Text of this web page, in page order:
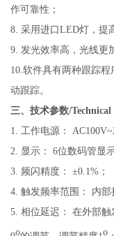
作可靠性；
8. 采用进口LED灯，提
9. 发光效率高，光线更
10.软件具有两种跟踪程
动跟踪。
三、技术参数/Technical
1. 工作电源：
2. 显示：
6位数码管显
3. 频闪精度： ±0.1% ；
4. 触发频率范围：
内部
5. 相位延迟： 在外部触
o o